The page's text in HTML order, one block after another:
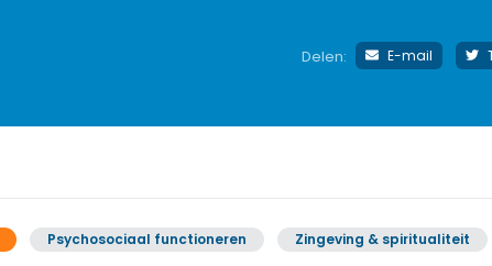
Delen: E-mail
Psychosociaal functioneren Zingeving & spiritualiteit